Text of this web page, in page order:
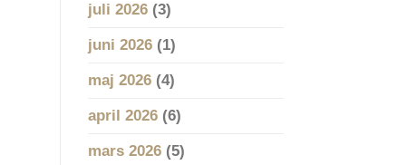
juli 2026(3)
juni 2026(1)
maj 2026(4)
april 2026(6)
mars 2026(5)